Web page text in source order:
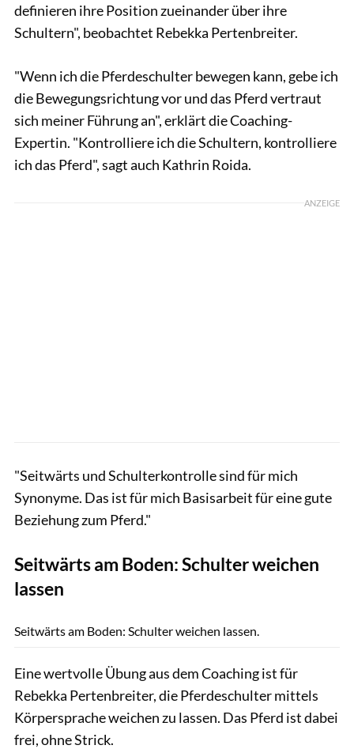
definieren ihre Position zueinander über ihre
Schultern", beobachtet Rebekka Pertenbreiter.
"Wenn ich die Pferdeschulter bewegen kann, gebe ich
die Bewegungsrichtung vor und das Pferd vertraut
sich meiner Führung an", erklärt die Coaching-
Expertin. "Kontrolliere ich die Schultern, kontrolliere
ich das Pferd", sagt auch Kathrin Roida.
ANZEIGE
"Seitwärts und Schulterkontrolle sind für mich
Synonyme. Das ist für mich Basisarbeit für eine gute
Beziehung zum Pferd."
Seitwärts am Boden: Schulter weichen
lassen
Seitwärts am Boden: Schulter weichen lassen.
Eine wertvolle Übung aus dem Coaching ist für
Rebekka Pertenbreiter, die Pferdeschulter mittels
Körpersprache weichen zu lassen. Das Pferd ist dabei
frei, ohne Strick.